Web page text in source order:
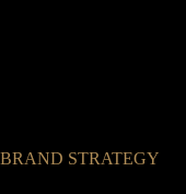
BRAND STRATEGY